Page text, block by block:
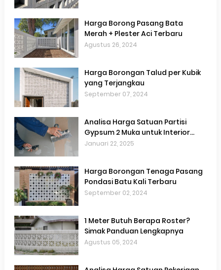
Harga Borong Pasang Bata
Merah + Plester Aci Terbaru
Agustus 26, 2024
Harga Borongan Talud per Kubik
yang Terjangkau
September 07, 2024
Analisa Harga Satuan Partisi
Gypsum 2 Muka untuk Interior
Hemat Biaya
Januari 22, 2025
Harga Borongan Tenaga Pasang
Pondasi Batu Kali Terbaru
September 02, 2024
1 Meter Butuh Berapa Roster?
Simak Panduan Lengkapnya
Agustus 05, 2024